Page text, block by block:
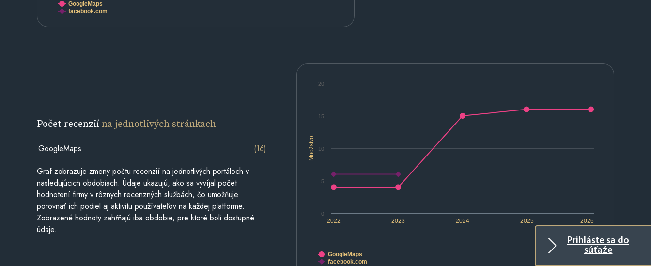
Prihláste sa do
súťaže
GoogleMaps
facebook.com
Množstvo
2022 2023 2024 2025 2026
10
0
5
15
20
GoogleMaps
facebook.com
Počet recenziína jednotlivých stránkach
GoogleMaps (16)
Graf zobrazuje zmeny počtu recenzií na jednotlivých portáloch v
nasledujúcich obdobiach. Údaje ukazujú, ako sa vyvíjal počet
hodnotení firmy v rôznych recenzných službách, čo umožňuje
porovnať ich podiel aj aktivitu používateľov na každej platforme.
Zobrazené hodnoty zahŕňajú iba obdobie, pre ktoré boli dostupné
údaje.